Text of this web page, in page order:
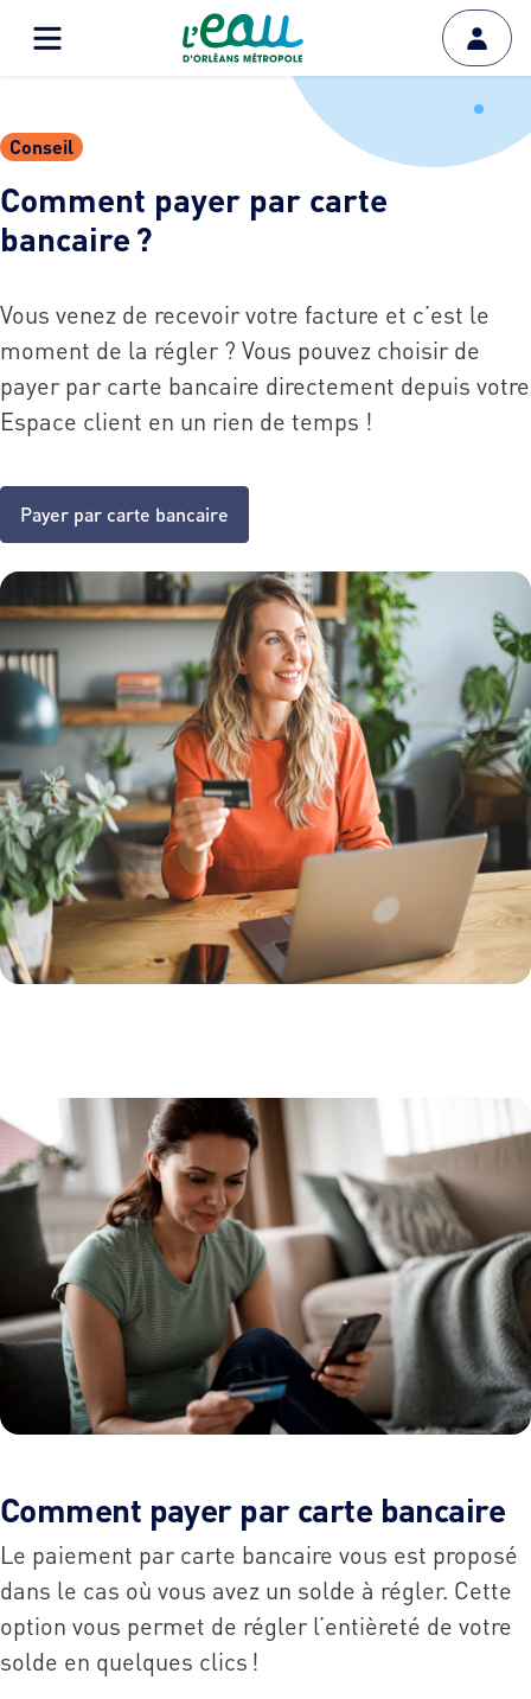
Conseil
Comment payer par carte
bancaire ?
Vous venez de recevoir votre facture et c’est le
moment de la régler ? Vous pouvez choisir de
payer par carte bancaire directement depuis votre
Espace client en un rien de temps !
Payer par carte bancaire
Comment payer par carte bancaire
Le paiement par carte bancaire vous est proposé
dans le cas où vous avez un solde à régler. Cette
option vous permet de régler l’entièreté de votre
solde en quelques clics !